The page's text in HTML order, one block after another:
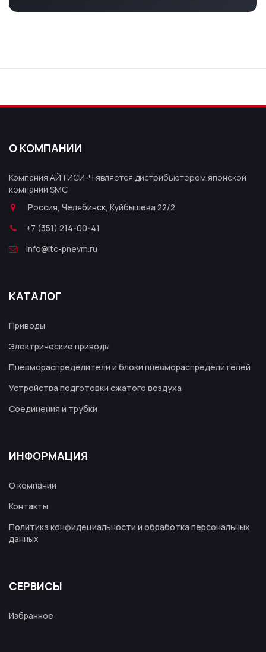
О КОМПАНИИ
Компания АЙТИСИ-Ч является дистрибьютером японской
компании SMC
Россия, Челябинск, Куйбышева 22/2
+7 (351) 214-00-41
info@itc-pnevm.ru
КАТАЛОГ
Приводы
Электрические приводы
Пневмораспределители и блоки пневмораспределителей
Устройства подготовки сжатого воздуха
Соединения и трубки
ИНФОРМАЦИЯ
О компании
Контакты
Политика конфидециальности и обработка персональных
данных
СЕРВИСЫ
Избранное